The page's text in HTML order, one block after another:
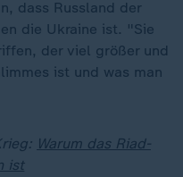
dass Russland der
die Ukraine ist. "Sie
der viel größer und
ist und was man
Warum das Riad-
ist